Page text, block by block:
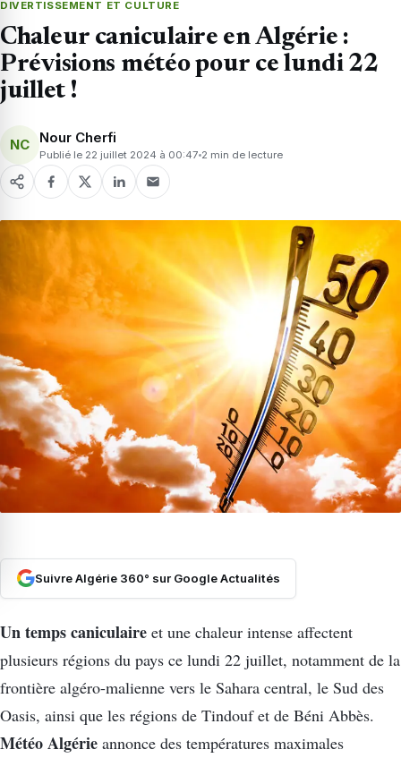
DIVERTISSEMENT ET CULTURE
Chaleur caniculaire en Algérie :
Prévisions météo pour ce lundi 22
juillet !
NC Nour Cherfi
Publié le 22 juillet 2024 à 00:47 2 min de lecture
Suivre Algérie 360° sur Google Actualités
Un temps caniculaire et une chaleur intense affectent
plusieurs régions du pays ce lundi 22 juillet, notamment de la
frontière algéro-malienne vers le Sahara central, le Sud des
Oasis, ainsi que les régions de Tindouf et de Béni Abbès.
Météo Algérie annonce des températures maximales